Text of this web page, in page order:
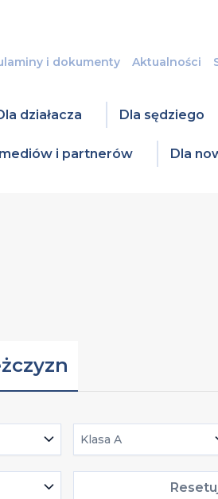
i dokumenty Aktualności
działacza Dla sędziego
i partnerów Dla
Klasa A